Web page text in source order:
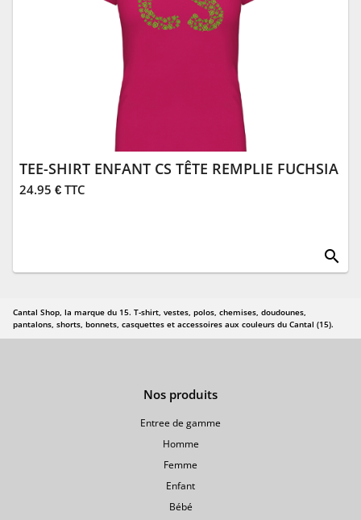
TEE-SHIRT ENFANT CS TÊTE REMPLIE FUCHSIA
24.95 € TTC
search
Cantal Shop, la marque du 15. T-shirt, vestes, polos, chemises, doudounes,
pantalons, shorts, bonnets, casquettes et accessoires aux couleurs du Cantal (15).
Nos produits
Entree de gamme
Homme
Femme
Enfant
Bébé